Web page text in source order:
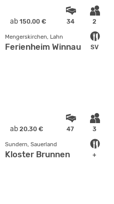
ab 150.00 € 34 2
SV
Mengerskirchen, Lahn
Ferienheim Winnau
ab 20.30 € 47 3
+
Sundern, Sauerland
Kloster Brunnen